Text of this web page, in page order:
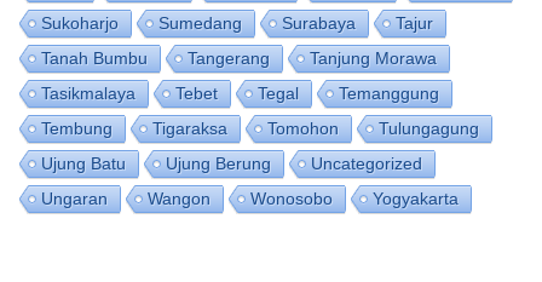
Sukoharjo
Sumedang Surabaya
Tajur
Tanah Bumbu
Tangerang
Tanjung Morawa
Tasikmalaya
Tebet Tegal
Temanggung
Tembung
Tigaraksa Tomohon
Tulungagung
Ujung Batu
Ujung Berung
Uncategorized
Ungaran
Wangon Wonosobo Yogyakarta